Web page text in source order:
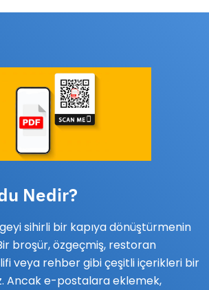
Nedir?
sihirli bir kapıya dönüştürmenin
broşür, özgeçmiş, restoran
veya rehber gibi çeşitli içerikleri bir
Ancak e-postalara eklemek,